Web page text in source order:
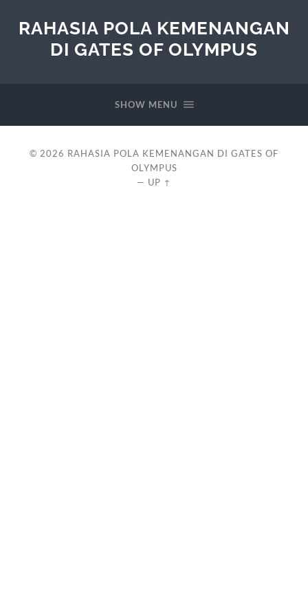
RAHASIA POLA KEMENANGAN
DI GATES OF OLYMPUS
SHOW MENU
© 2026 RAHASIA POLA KEMENANGAN DI GATES OF
OLYMPUS
— UP ↑